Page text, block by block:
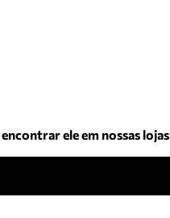
encontrar ele em nossas lojas